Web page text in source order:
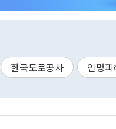
한국도로공사 인명피